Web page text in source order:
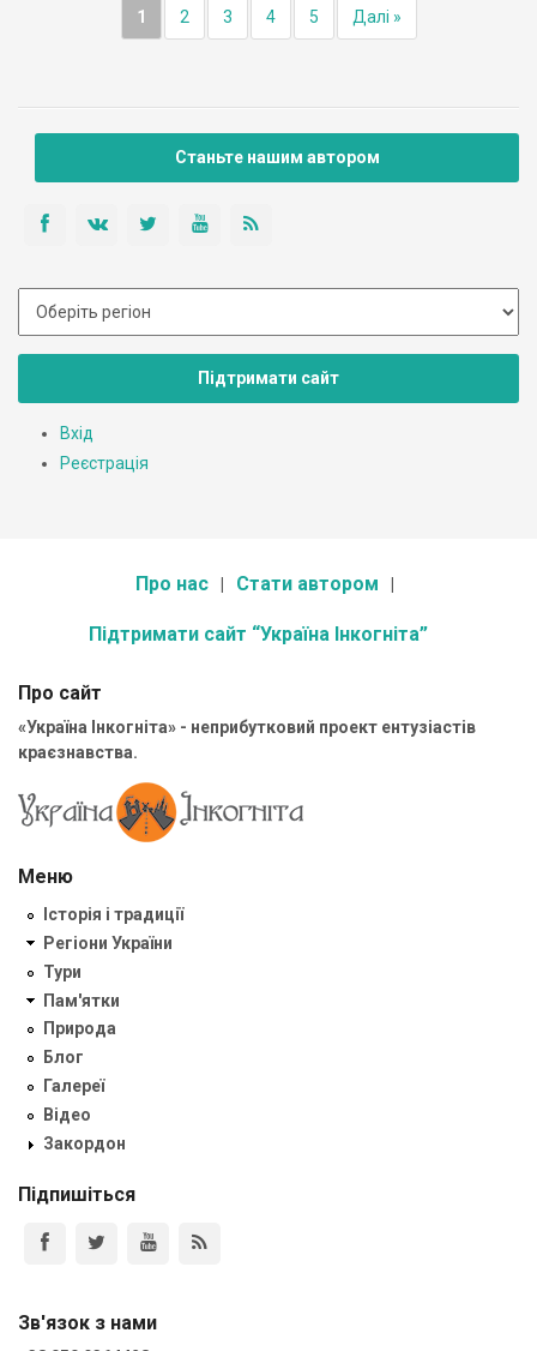
1 2 3 4 5 Далі »
Станьте нашим автором
Підтримати сайт
Вхід
Реєстрація
Про нас Стати автором
Підтримати сайт “Україна Інкогніта”
Про сайт
«Україна Інкогніта» - неприбутковий проект ентузіастів
краєзнавства.
Меню
Історія і традиції
Регіони України
Тури
Пам'ятки
Природа
Блог
Галереї
Відео
Закордон
Підпишіться
Зв'язок з нами